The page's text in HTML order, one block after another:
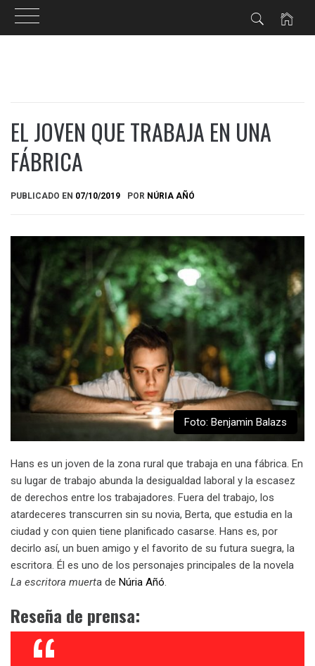
EL JOVEN QUE TRABAJA EN UNA
FÁBRICA
PUBLICADO EN 07/10/2019 POR NÚRIA AÑÓ
Foto: Benjamin Balazs
Hans es un joven de la zona rural que trabaja en una fábrica. En
su lugar de trabajo abunda la desigualdad laboral y la escasez
de derechos entre los trabajadores. Fuera del trabajo, los
atardeceres transcurren sin su novia, Berta, que estudia en la
ciudad y con quien tiene planificado casarse. Hans es, por
decirlo así, un buen amigo y el favorito de su futura suegra, la
escritora. Él es uno de los personajes principales de la novela
La escritora muerta de Núria Añó.
Reseña de prensa: